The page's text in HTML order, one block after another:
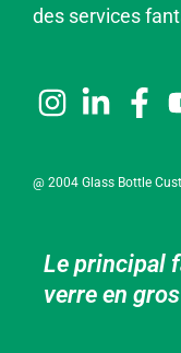
des services
@ 2004 Glass Bottle
Le principal
verre en